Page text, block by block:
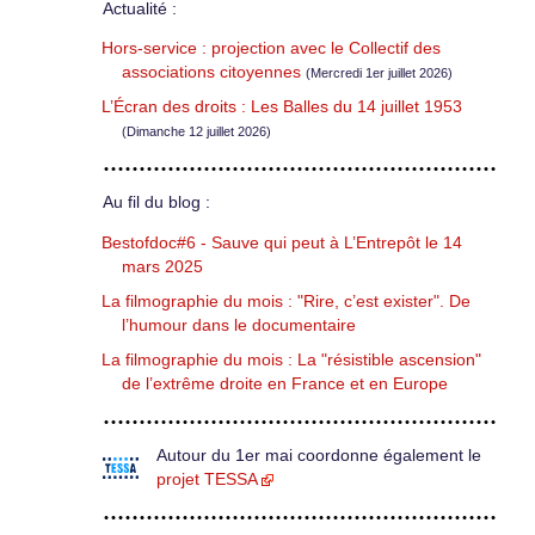
Actualité :
Hors-service : projection avec le Collectif des
associations citoyennes (Mercredi 1er juillet 2026)
L’Écran des droits : Les Balles du 14 juillet 1953
(Dimanche 12 juillet 2026)
Au fil du blog :
Bestofdoc#6 - Sauve qui peut à L’Entrepôt le 14
mars 2025
La filmographie du mois : "Rire, c’est exister". De
l’humour dans le documentaire
La filmographie du mois : La "résistible ascension"
de l’extrême droite en France et en Europe
Autour du 1er mai coordonne également le
projet TESSA